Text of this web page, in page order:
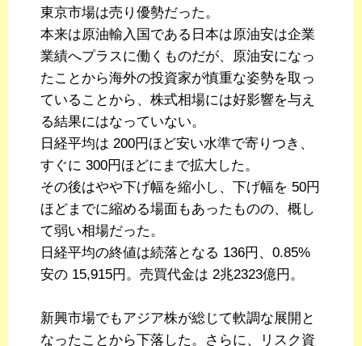
東京市場は売り優勢だった。
本来は原油輸入国である日本は原油安は企業
業績へプラスに働くものだが、原油安になっ
たことから海外の投資家が慎重な姿勢を取っ
ていることから、株式相場には好影響を与え
る結果にはなっていない。
日経平均は 200円ほど安い水準で寄りつき、
すぐに 300円ほどにまで拡大した。
その後はやや下げ幅を縮小し、下げ幅を 50円
ほどまでに縮める場面もあったものの、概し
て弱い相場だった。
日経平均の終値は続落となる 136円、0.85%
安の 15,915円。売買代金は 2兆2323億円。
新興市場でもアジア株が総じて軟調な展開と
なったことから下落した。さらに、リスク資